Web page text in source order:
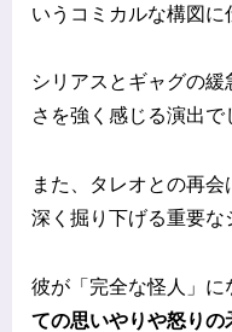
いうコミカルな構図に
シリアスとギャグの
さを強く感じる演出で
また、タレオとの再
深く掘り下げる重要な
彼が「完全な怪人」に
ての思いやりや怒りの